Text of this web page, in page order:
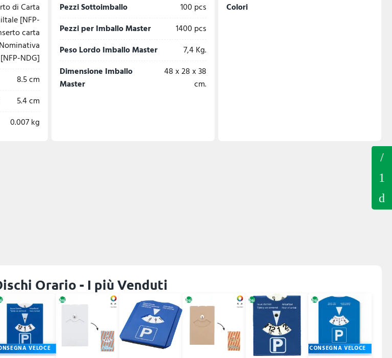
di Carta
[NFP-
carta
[NFP-NDG]
8.5 cm
5.4 cm
0.007 kg
Pezzi Sottoimballo
100 pcs
Pezzi per Imballo Master
1400 pcs
Peso Lordo Imballo Master
7,4 Kg.
Dimensione Imballo
Master
48 x 28 x 38
cm.
Colori
Orario - I più Venduti
VELOCE CONSEGNA VELOCE